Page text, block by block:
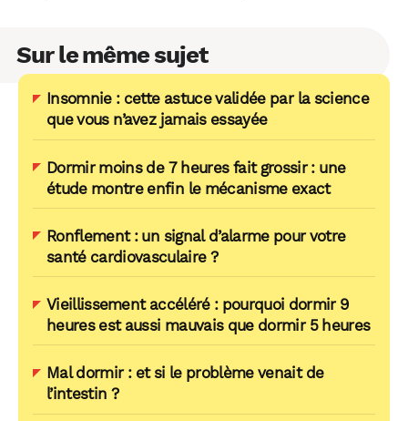
Sur le même sujet
Insomnie : cette astuce validée par la science
que vous n’avez jamais essayée
Dormir moins de 7 heures fait grossir : une
étude montre enfin le mécanisme exact
Ronflement : un signal d’alarme pour votre
santé cardiovasculaire ?
Vieillissement accéléré : pourquoi dormir 9
heures est aussi mauvais que dormir 5 heures
Mal dormir : et si le problème venait de
l’intestin ?